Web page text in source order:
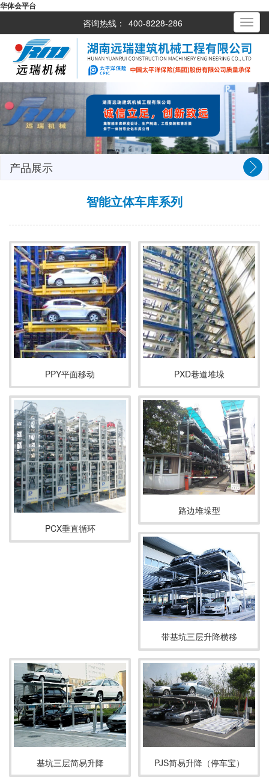
华体会平台
咨询热线： 400-8228-286
产品展示
智能立体车库系列
PPY平面移动 PXD巷道堆垛
PCX垂直循环
路边堆垛型
带基坑三层升降横移
基坑三层简易升降 PJS简易升降（停车宝）
Toggle